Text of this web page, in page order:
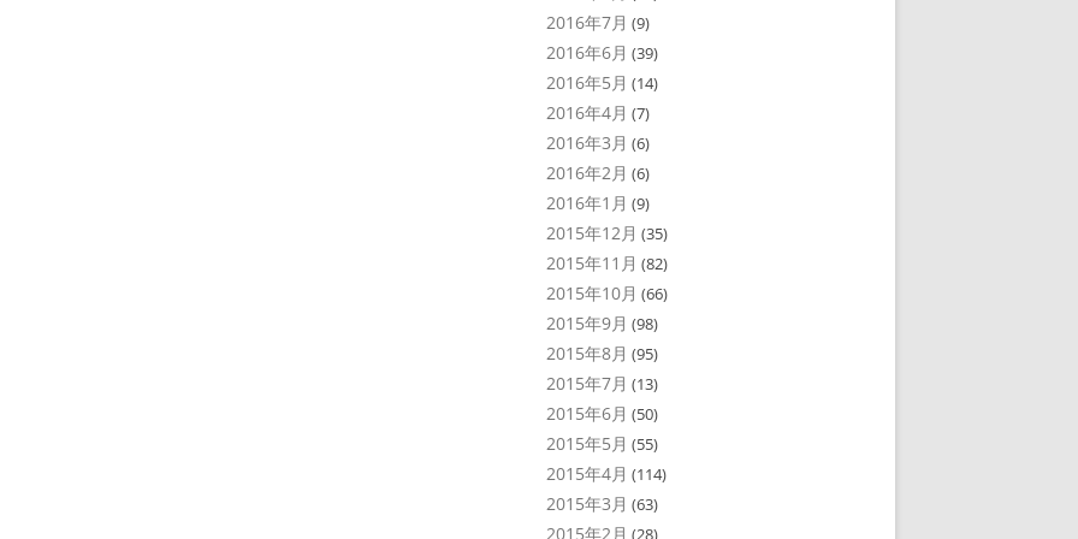
2016年7月 (9)
2016年6月 (39)
2016年5月 (14)
2016年4月 (7)
2016年3月 (6)
2016年2月 (6)
2016年1月 (9)
2015年12月 (35)
2015年11月 (82)
2015年10月 (66)
2015年9月 (98)
2015年8月 (95)
2015年7月 (13)
2015年6月 (50)
2015年5月 (55)
2015年4月 (114)
2015年3月 (63)
2015年2月 (28)